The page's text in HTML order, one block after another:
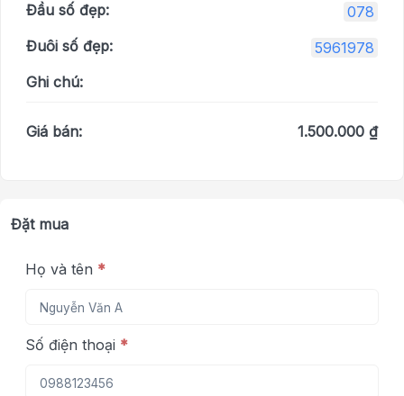
Đầu số đẹp:
078
Đuôi số đẹp:
5961978
Ghi chú:
Giá bán: 1.500.000 ₫
Đặt mua
Họ và tên *
Số điện thoại *